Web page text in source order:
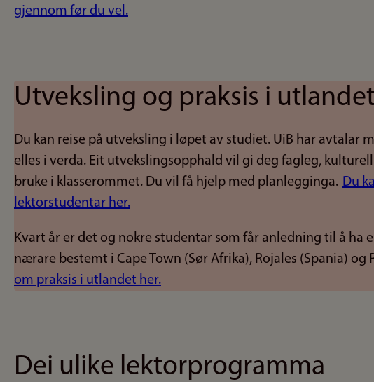
gjennom før du vel.
Utveksling og praksis i utlandet
Du kan reise på utveksling i løpet av studiet. UiB har avtalar
elles i verda. Eit utvekslingsopphald vil gi deg fagleg,
bruke i klasserommet. Du vil få hjelp med planlegginga. Du
lektorstudentar her.
Kvart år er det og nokre studentar som får anledning til å ha
nærare bestemt i Cape Town (Sør Afrika), Rojales (Spania) og
om praksis i utlandet her.
Dei ulike lektorprogramma